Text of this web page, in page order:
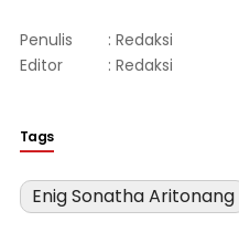
Penulis
: Redaksi
Editor
: Redaksi
Tags
Enig Sonatha Aritonang